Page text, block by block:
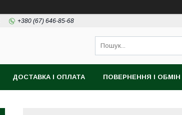
+380 (67) 646-85-68
ДОСТАВКА І ОПЛАТА ПОВЕРНЕННЯ І ОБМІН